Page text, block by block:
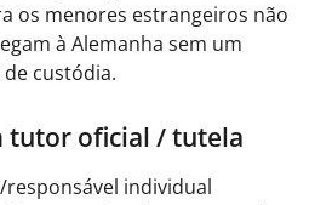
os menores estrangeiros não
à Alemanha sem um
custódia.
tutor oficial / tutela
individual